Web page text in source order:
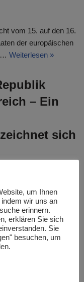
vom 15. auf den 16.
der europäischen
Weiterlesen »
– Ein
sich
2014 befand sich
innenpolitischen
der
in
um Ihnen
wir uns an
erinnern.
erklären Sie sich
Sie
besuchen, um